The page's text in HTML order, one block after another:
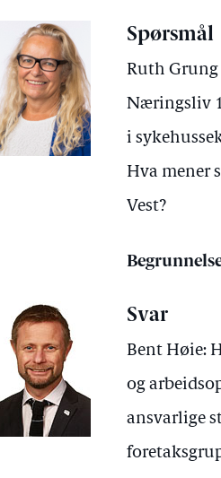
Spørsmål
Ruth Grung
Næringsliv
i
Hva mener
Vest?
Svar
Bent Høie:
og
ansvarlige